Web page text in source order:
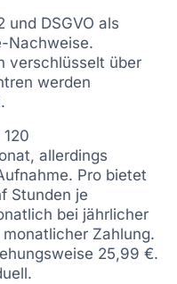
und DSGVO als
Nachweise.
verschlüsselt über
werden
allerdings
Pro bietet
Stunden je
bei jährlicher
Zahlung.
25,99 €.